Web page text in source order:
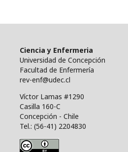
Ciencia y Enfermeria
Universidad de Concepción
Facultad de Enfermería
rev-enf@udec.cl
Víctor Lamas #1290
Casilla 160-C
Concepción - Chile
Tel.: (56-41) 2204830